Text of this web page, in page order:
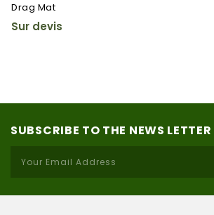
Drag Mat
Sur devis
SUBSCRIBE TO THE NEWS LETTER